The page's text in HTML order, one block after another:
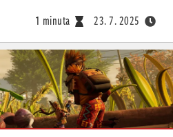
1 minuta 23. 7. 2025